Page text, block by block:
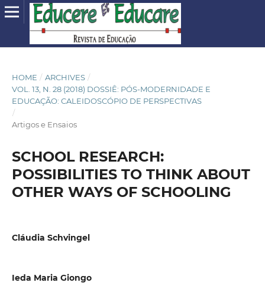
HOME / ARCHIVES /
VOL. 13, N. 28 (2018) DOSSIÊ: PÓS-MODERNIDADE E
EDUCAÇÃO: CALEIDOSCÓPIO DE PERSPECTIVAS
/
Artigos e Ensaios
SCHOOL RESEARCH:
POSSIBILITIES TO THINK ABOUT
OTHER WAYS OF SCHOOLING
Cláudia Schvingel
Ieda Maria Giongo